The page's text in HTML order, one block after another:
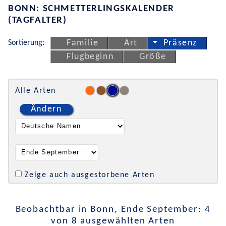
BONN: SCHMETTERLINGSKALENDER
(TAGFALTER)
Sortierung: Familie Art
Präsenz
Flugbeginn
Größe
Alle Arten
Ändern
Zeige auch ausgestorbene Arten
Beobachtbar in Bonn, Ende September: 4
von 8 ausgewählten Arten